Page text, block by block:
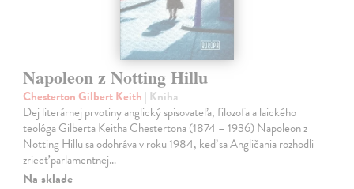
Napoleon z Notting Hillu
Chesterton Gilbert Keith | Kniha
Dej literárnej prvotiny anglický spisovateľa, filozofa a laického
teológa Gilberta Keitha Chestertona (1874 – 1936) Napoleon z
Notting Hillu sa odohráva v roku 1984, keď sa Angličania rozhodli
zriecť parlamentnej…
Na sklade